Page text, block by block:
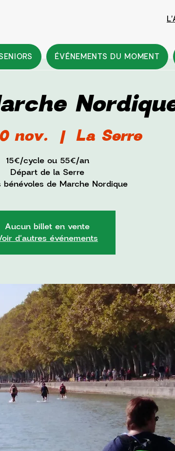
ÉVÉNEMENTS DU MOMENT
nov.
  |
La Serre
15€/cycle ou 55€/an
Départ de la Serre
de Marche Nordique
Aucun billet en vente
d'autres événements